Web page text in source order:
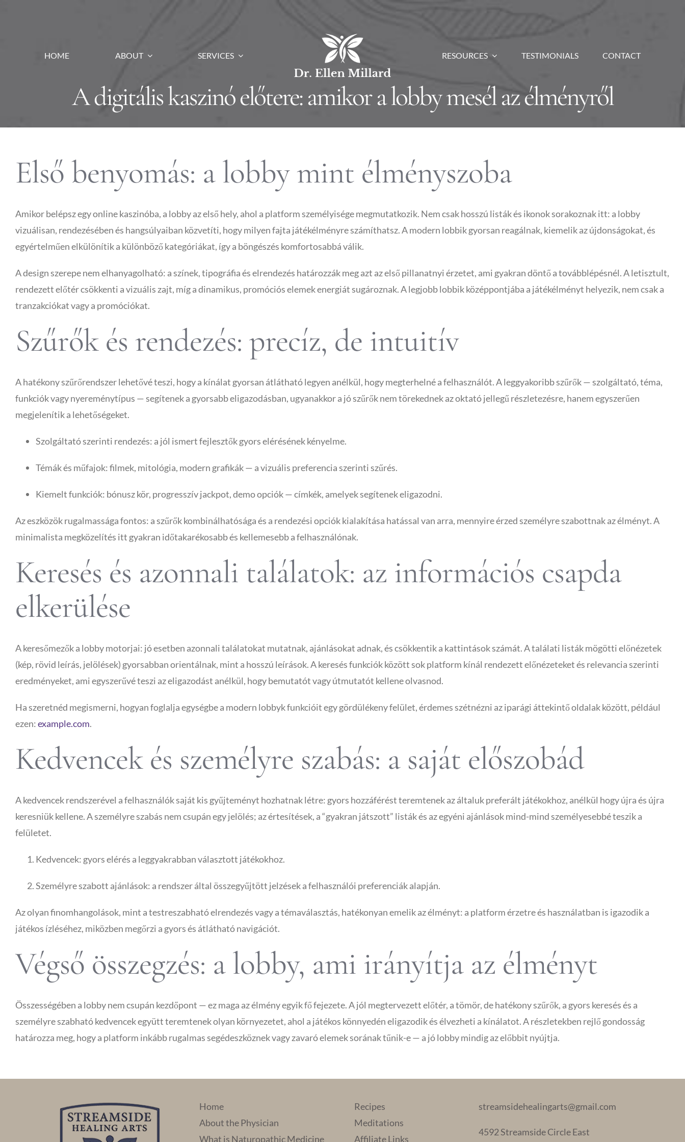
HOME ABOUT SERVICES RESOURCES TESTIMONIALS CONTACT
A digitális kaszinó előtere: amikor a lobby mesél az élményről
Első benyomás: a lobby mint élményszoba
Amikor belépsz egy online kaszinóba, a lobby az első hely, ahol a platform személyisége megmutatkozik. Nem csak hosszú listák és ikonok sorakoznak itt: a lobby
vizuálisan, rendezésében és hangsúlyaiban közvetíti, hogy milyen fajta játékélményre számíthatsz. A modern lobbik gyorsan reagálnak, kiemelik az újdonságokat, és
egyértelműen elkülönítik a különböző kategóriákat, így a böngészés komfortosabbá válik.
A design szerepe nem elhanyagolható: a színek, tipográfia és elrendezés határozzák meg azt az első pillanatnyi érzetet, ami gyakran döntő a továbblépésnél. A letisztult,
rendezett előtér csökkenti a vizuális zajt, míg a dinamikus, promóciós elemek energiát sugároznak. A legjobb lobbik középpontjába a játékélményt helyezik, nem csak a
tranzakciókat vagy a promóciókat.
Szűrők és rendezés: precíz, de intuitív
A hatékony szűrőrendszer lehetővé teszi, hogy a kínálat gyorsan átlátható legyen anélkül, hogy megterhelné a felhasználót. A leggyakoribb szűrők — szolgáltató, téma,
funkciók vagy nyereménytípus — segítenek a gyorsabb eligazodásban, ugyanakkor a jó szűrők nem törekednek az oktató jellegű részletezésre, hanem egyszerűen
megjelenítik a lehetőségeket.
Szolgáltató szerinti rendezés: a jól ismert fejlesztők gyors elérésének kényelme.
Témák és műfajok: filmek, mitológia, modern grafikák — a vizuális preferencia szerinti szűrés.
Kiemelt funkciók: bónusz kör, progresszív jackpot, demo opciók — címkék, amelyek segítenek eligazodni.
Az eszközök rugalmassága fontos: a szűrők kombinálhatósága és a rendezési opciók kialakítása hatással van arra, mennyire érzed személyre szabottnak az élményt. A
minimalista megközelítés itt gyakran időtakarékosabb és kellemesebb a felhasználónak.
Keresés és azonnali találatok: az információs csapda
elkerülése
A keresőmezők a lobby motorjai: jó esetben azonnali találatokat mutatnak, ajánlásokat adnak, és csökkentik a kattintások számát. A találati listák mögötti előnézetek
(kép, rövid leírás, jelölések) gyorsabban orientálnak, mint a hosszú leírások. A keresés funkciók között sok platform kínál rendezett előnézeteket és relevancia szerinti
eredményeket, ami egyszerűvé teszi az eligazodást anélkül, hogy bemutatót vagy útmutatót kellene olvasnod.
Ha szeretnéd megismerni, hogyan foglalja egységbe a modern lobbyk funkcióit egy gördülékeny felület, érdemes szétnézni az iparági áttekintő oldalak között, például
ezen:example.com.
Kedvencek és személyre szabás: a saját előszobád
A kedvencek rendszerével a felhasználók saját kis gyűjteményt hozhatnak létre: gyors hozzáférést teremtenek az általuk preferált játékokhoz, anélkül hogy újra és újra
keresniük kellene. A személyre szabás nem csupán egy jelölés; az értesítések, a “gyakran játszott” listák és az egyéni ajánlások mind-mind személyesebbé teszik a
felületet.
Kedvencek: gyors elérés a leggyakrabban választott játékokhoz.
Személyre szabott ajánlások: a rendszer által összegyűjtött jelzések a felhasználói preferenciák alapján.
Az olyan finomhangolások, mint a testreszabható elrendezés vagy a témaválasztás, hatékonyan emelik az élményt: a platform érzetre és használatban is igazodik a
játékos ízléséhez, miközben megőrzi a gyors és átlátható navigációt.
Végső összegzés: a lobby, ami irányítja az élményt
Összességében a lobby nem csupán kezdőpont — ez maga az élmény egyik fő fejezete. A jól megtervezett előtér, a tömör, de hatékony szűrők, a gyors keresés és a
személyre szabható kedvencek együtt teremtenek olyan környezetet, ahol a játékos könnyedén eligazodik és élvezheti a kínálatot. A részletekben rejlő gondosság
határozza meg, hogy a platform inkább rugalmas segédeszköznek vagy zavaró elemek sorának tűnik-e — a jó lobby mindig az előbbit nyújtja.
Home
About the Physician
What is Naturopathic Medicine
Recipes
Meditations
Affiliate Links
streamsidehealingarts@gmail.com
4592 Streamside Circle East